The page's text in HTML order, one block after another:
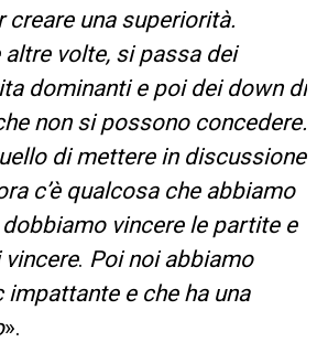
creare una superiorità.
volte, si passa dei
dominanti e poi dei down di
non si possono concedere.
di mettere in discussione
c’è qualcosa che abbiamo
vincere le partite e
. Poi noi abbiamo
impattante e che ha una
».